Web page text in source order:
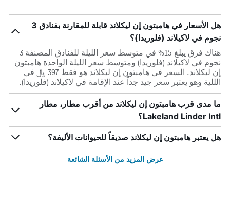
هل الأسعار في هامبتون إن ليكلاند قابلة للمقارنة بفنادق 3
نجوم في لاكيلاند (فلوريدا)؟
هناك فرق يبلغ 15% في متوسط ​​سعر الليلة للفنادق المصنفة 3
نجوم في لاكيلاند (فلوريدا) ومتوسط ​​سعر الليلة الواحدة هامبتون
إن ليكلاند. السعر في هامبتون إن ليكلاند هو فقط 397 ﷼ في
الللية وهو يعتبر سعر جيد جداً عند الإقامة في لاكيلاند (فلوريدا).
ما مدى قرب هامبتون إن ليكلاند من أقرب مطار، مطار
Lakeland Linder Intl؟
هل يعتبر هامبتون إن ليكلاند صديقاً للحيوانات الأليفة؟
عرض المزيد من الأسئلة الشائعة